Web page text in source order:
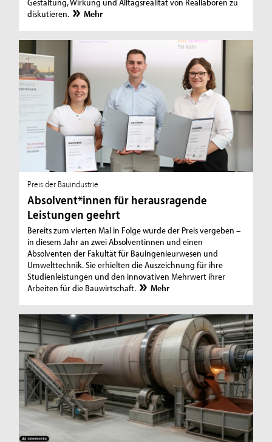
diskutieren.
Mehr
Preis der Bauindustrie
Absolvent*innen für herausragende
Leistungen geehrt
Bereits zum vierten Mal in Folge wurde der Preis vergeben –
in diesem Jahr an zwei Absolventinnen und einen
Absolventen der Fakultät für Bauingenieurwesen und
Umwelttechnik. Sie erhielten die Auszeichnung für ihre
Studienleistungen und den innovativen Mehrwert ihrer
Arbeiten für die Bauwirtschaft.
Mehr